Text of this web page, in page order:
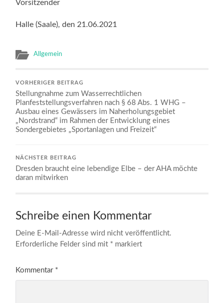
Vorsitzender
Halle (Saale), den 21.06.2021
Allgemein
VORHERIGER BEITRAG
Stellungnahme zum Wasserrechtlichen
Planfeststellungsverfahren nach § 68 Abs. 1 WHG –
Ausbau eines Gewässers im Naherholungsgebiet
„Nordstrand“ im Rahmen der Entwicklung eines
Sondergebietes „Sportanlagen und Freizeit“
NÄCHSTER BEITRAG
Dresden braucht eine lebendige Elbe – der AHA möchte
daran mitwirken
Schreibe einen Kommentar
Deine E-Mail-Adresse wird nicht veröffentlicht.
Erforderliche Felder sind mit * markiert
Kommentar *